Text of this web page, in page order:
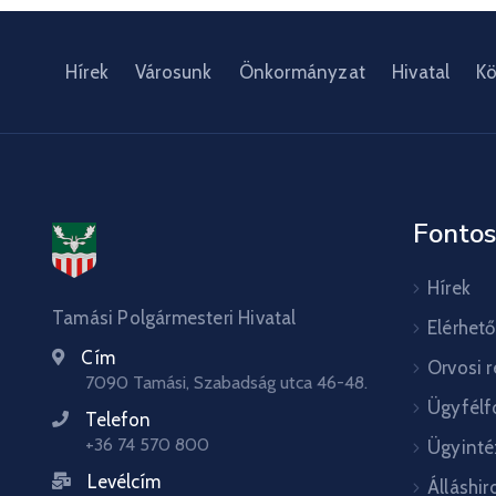
Hírek Városunk Önkormányzat Hivatal
Tamási Polgármesteri Hivatal
Cím
7090 Tamási, Szabadság utca 46-48.
Telefon
+36 74 570 800
Levélcím
Fontos
Hírek
Orvosi